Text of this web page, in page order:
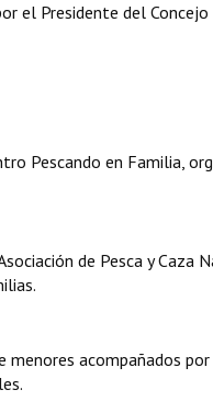
el Presidente del Concejo
Pescando en Familia,
de Pesca y Caza
acompañados